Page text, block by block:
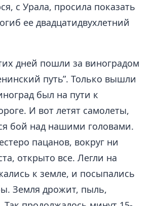
с Урала, просила показать
ее двадцатидвухлетний
дней пошли за виноградом
путь”. Только вышли
был на пути к
И вот летят самолеты,
бой над нашими головами.
пацанов, вокруг ни
открыто все. Легли на
к земле, и посыпались
Земля дрожит, пыль,